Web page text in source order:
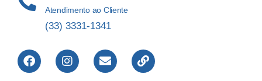
Atendimento ao Cliente
(33) 3331-1341